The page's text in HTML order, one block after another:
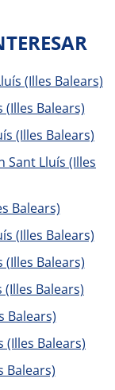
(Illes Balears)
Balears)
(Illes Balears)
Lluís (Illes
Balears)
(Illes Balears)
Balears)
Balears)
Balears)
Balears)
Balears)